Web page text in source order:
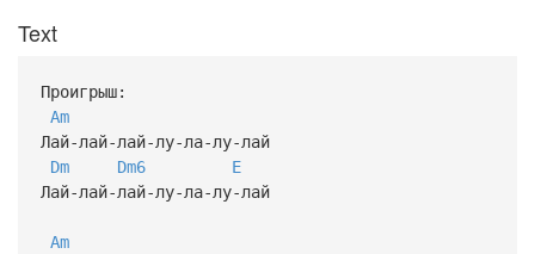
Text
Проигрыш:
Am
Лай-лай-лай-лу-ла-лу-лай
Dm
Dm6
E
Лай-лай-лай-лу-ла-лу-лай
Am